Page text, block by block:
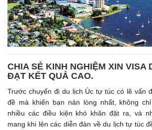
CHIA SẺ KINH NGHIỆM XIN VISA
ĐẠT KẾT QUẢ CAO.
Trước chuyến đi du lịch Úc tự túc có lẽ vấn
đề mà khiến bạn nản lòng nhất, không
nhiều các điều kiện khó khăn đặt ra, và
mang khi lên các diễn đàn về du lịch tự túc